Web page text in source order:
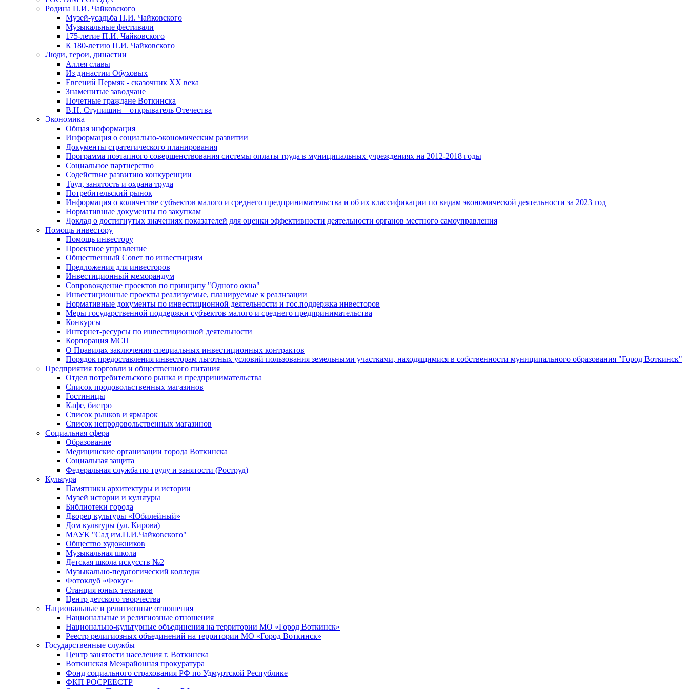
Родина П.И. Чайковского
Музей-усадьба П.И. Чайковского
Музыкальные фестивали
175-летие П.И. Чайковского
К 180-летию П.И. Чайковского
Люди, герои, династии
Аллея славы
Из династии Обуховых
Евгений Пермяк - сказочник XX века
Знаменитые заводчане
Почетные граждане Воткинска
В.Н. Ступишин – открыватель Отечества
Экономика
Общая информация
Информация о социально-экономическим развитии
Документы стратегического планирования
Программа поэтапного совершенствования системы оплаты труда в муниципальных учреждениях на 2012-2018 годы
Социальное партнерство
Содействие развитию конкуренции
Труд, занятость и охрана труда
Потребительский рынок
Информация о количестве субъектов малого и среднего предпринимательства и об их классификации по видам экономической деятельности за 2023 год
Нормативные документы по закупкам
Доклад о достигнутых значениях показателей для оценки эффективности деятельности органов местного самоуправления
Помощь инвестору
Помощь инвестору
Проектное управление
Общественный Совет по инвестициям
Предложения для инвесторов
Инвестиционный меморандум
Сопровождение проектов по принципу "Oдного окна"
Инвестиционные проекты реализуемые, планируемые к реализации
Нормативные документы по инвестиционной деятельности и гос.поддержка инвесторов
Меры государственной поддержки субъектов малого и среднего предпринимательства
Конкурсы
Интернет-ресурсы по инвестиционной деятельности
Корпорация МСП
О Правилах заключения специальных инвестиционных контрактов
Порядок предоставления инвесторам льготных условий пользования земельными участками, находящимися в собственности муниципального образования "Город Воткинск"
Предприятия торговли и общественного питания
Отдел потребительского рынка и предпринимательства
Список продовольственных магазинов
Гостиницы
Кафе, бистро
Cписок рынков и ярмарок
Список непродовольственных магазинов
Социальная сфера
Образование
Медицинские организации города Воткинска
Социальная защита
Федеральная служба по труду и занятости (Роструд)
Культура
Памятники архитектуры и истории
Музей истории и культуры
Библиотеки города
Дворец культуры «Юбилейный»
Дом культуры (ул. Кирова)
МАУК "Сад им.П.И.Чайковского"
Общество художников
Музыкальная школа
Детская школа искусств №2
Музыкально-педагогический колледж
Фотоклуб «Фокус»
Станция юных техников
Центр детского творчества
Национальные и религиозные отношения
Национальные и религиозные отношения
Национально-культурные объединения на территории МО «Город Воткинск»
Реестр религиозных объединений на территории МО «Город Воткинск»
Государственные службы
Центр занятости населения г. Воткинска
Воткинская Межрайонная прокуратура
Фонд социального страхования РФ по Удмуртской Республике
ФКП РОСРЕЕСТР